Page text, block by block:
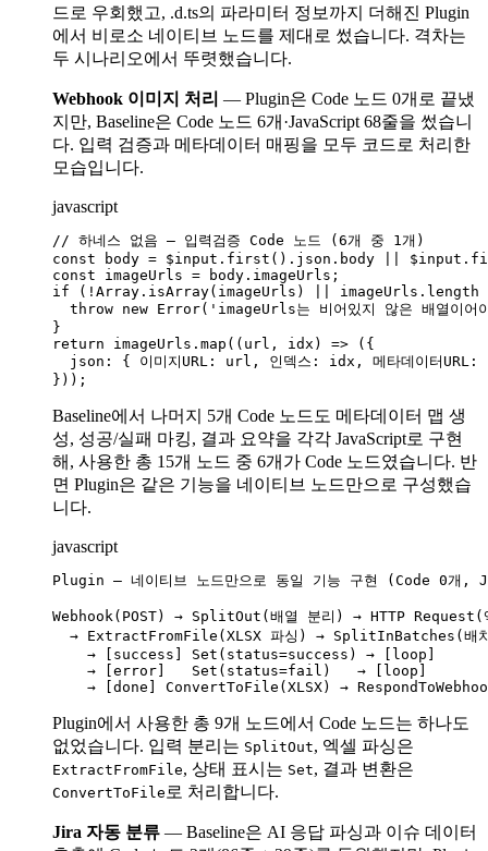
드로 우회했고, .d.ts의 파라미터 정보까지 더해진 Plugin
에서 비로소 네이티브 노드를 제대로 썼습니다. 격차는
두 시나리오에서 뚜렷했습니다.
Webhook 이미지 처리 — Plugin은 Code 노드 0개로 끝냈
지만, Baseline은 Code 노드 6개·JavaScript 68줄을 썼습니
다. 입력 검증과 메타데이터 매핑을 모두 코드로 처리한
모습입니다.
javascript
// 하네스 없음 — 입력검증 Code 노드 (6개 중 1개)
const body = $input.first().json.body ||
const imageUrls = body.imageUrls;
if (!Array.isArray(imageUrls) || imageUrls.length
throw new Error('imageUrls는 비어있지 않은 배열이어
}
return imageUrls.map((url, idx) => ({
json: { 이미지URL: url, 인덱스: idx, 메타데이터
Baseline에서 나머지 5개 Code 노드도 메타데이터 맵 생
성, 성공/실패 마킹, 결과 요약을 각각 JavaScript로 구현
해, 사용한 총 15개 노드 중 6개가 Code 노드였습니다. 반
면 Plugin은 같은 기능을 네이티브 노드만으로 구성했습
니다.
javascript
Plugin — 네이티브 노드만으로 동일 기능 구현 (Code 0개,
Webhook(POST) → SplitOut(배열 분리) → HTTP Request(
→ ExtractFromFile(XLSX 파싱) → SplitInBatches(배
    → [success] Set(status=success) → [loop]
    → [error]   Set(status=fail)   → [loop]
Plugin에서 사용한 총 9개 노드에서 Code 노드는 하나도
없었습니다. 입력 분리는 SplitOut, 엑셀 파싱은
ExtractFromFile, 상태 표시는 Set, 결과 변환은
ConvertToFile 로 처리합니다.
Jira 자동 분류 — Baseline은 AI 응답 파싱과 이슈 데이터